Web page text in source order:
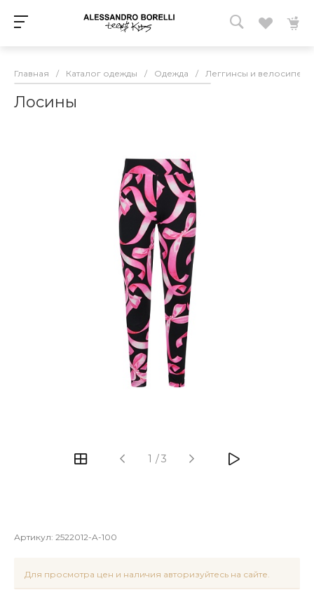
Главная / Каталог одежды / Одежда / Леггинсы и
Лосины
1 /3
Артикул: 2522012-A-100
Для просмотра цен и наличия авторизуйтесь на сайте.